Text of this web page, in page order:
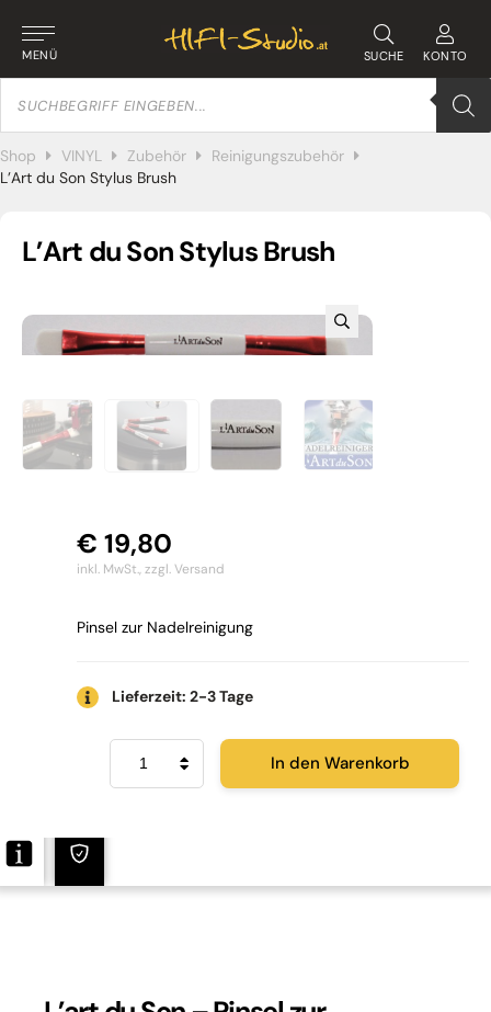
MENÜ SUCHE KONTO
Products
search
Shop VINYL Zubehör
Reinigungszubehör
L’Art du Son Stylus Brush
L’Art du Son Stylus Brush
€ 19,80
inkl. MwSt.,zzgl. Versand
Pinsel zur Nadelreinigung
Lieferzeit: 2-3 Tage
L'Art
Son
In den Warenkorb